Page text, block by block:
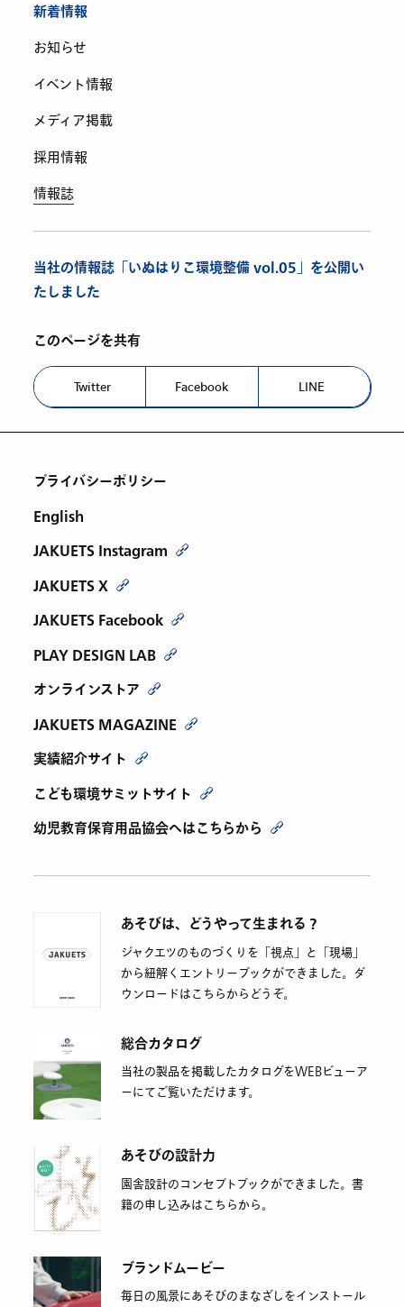
新着情報
お知らせ
イベント情報
メディア掲載
採用情報
情報誌
当社の情報誌「いぬはりこ環境整備 vol.05」を公開い
たしました
このページを共有
Twitter Facebook LINE
プライバシーポリシー
English
JAKUETS Instagram
JAKUETS X
JAKUETS Facebook
PLAY DESIGN LAB
オンラインストア
JAKUETS MAGAZINE
実績紹介サイト
こども環境サミットサイト
幼児教育保育用品協会へはこちらから
あそびは、どうやって生まれる？
ジャクエツのものづくりを「視点」と「現場」
から紐解くエントリーブックができました。ダ
ウンロードはこちらからどうぞ。
総合カタログ
当社の製品を掲載したカタログをWEBビューア
ーにてご覧いただけます。
あそびの設計力
園舎設計のコンセプトブックができました。書
籍の申し込みはこちらから。
ブランドムービー
毎日の風景にあそびのまなざしをインストール